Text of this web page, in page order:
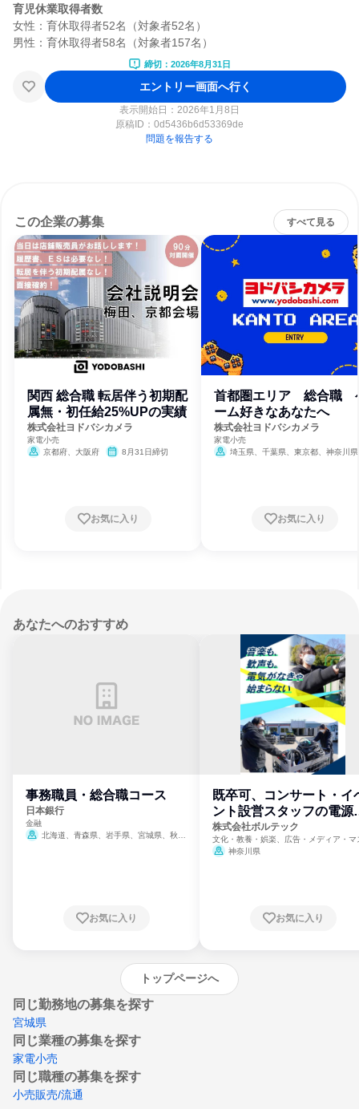
育児休業取得者数
女性：育休取得者52名（対象者52名）
締切：2026年8月31日
エントリー画面へ行く
表示開始日：2026年1月8日
原稿ID： 0d5436b6d53369de
問題を報告する
この企業の募集 すべて見る
関西 総合職 転居伴う初期配
属無・初任給25%UPの実績
株式会社ヨドバシカメラ
家電小売
京都府、大阪府
8月31日締切
お気に入り
首都圏エリア 総合職
ーム好きなあなたへ
株式会社ヨドバシカメラ
家電小売
埼玉県、千葉県、東京都、神奈川県
お気に入り
あなたへのおすすめ
事務職員・総合職コース
日本銀行
金融
北海道、青森県、岩手県、宮城県、秋田
崎県、熊本県、大分県、宮崎県、鹿児島県、
お気に入り
既卒可、コンサート・イ
ント設営スタッフの電源
門
株式会社ボルテック
文化・教養・娯楽、広告・メディア・マ
ミ、電力・ガス・水道・エネルギー
神奈川県
お気に入り
トップページへ
同じ勤務地の募集を探す
宮城県
同じ業種の募集を探す
家電小売
同じ職種の募集を探す
小売販売/流通